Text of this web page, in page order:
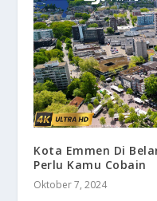
Kota Emmen Di
Perlu Kamu Cobain
Oktober 7, 2024